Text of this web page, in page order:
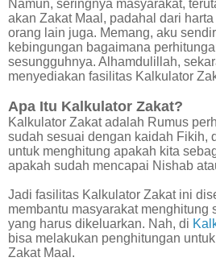
Namun, seringnya masyarakat,
akan Zakat Maal, padahal dari
orang lain juga. Memang, aku
kebingungan bagaimana
sesungguhnya. Alhamdulillah,
menyediakan fasilitas Kalkulator
Apa Itu Kalkulator Zakat?
Kalkulator Zakat adalah Rumus
sudah sesuai dengan kaidah Fikih,
untuk menghitung apakah kita
apakah sudah mencapai Nishab
Jadi fasilitas Kalkulator Zakat ini
membantu masyarakat menghitung
yang harus dikeluarkan. Nah, di
bisa melakukan penghitungan
Zakat Maal.